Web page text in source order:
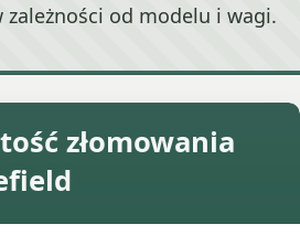
zależności od modelu i wagi.
złomowania